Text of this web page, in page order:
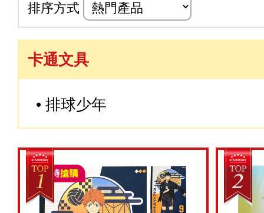
排序方式
卡通文具